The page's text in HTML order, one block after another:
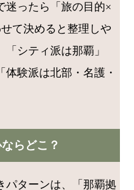
迷ったら「旅の目的×
て決めると整理しや
シティ派は那覇」
体験派は北部・名護・
らどこ？
パターンは、「那覇拠